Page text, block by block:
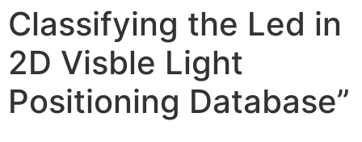
Classifying the Led in
2D Visble Light
Positioning Database”